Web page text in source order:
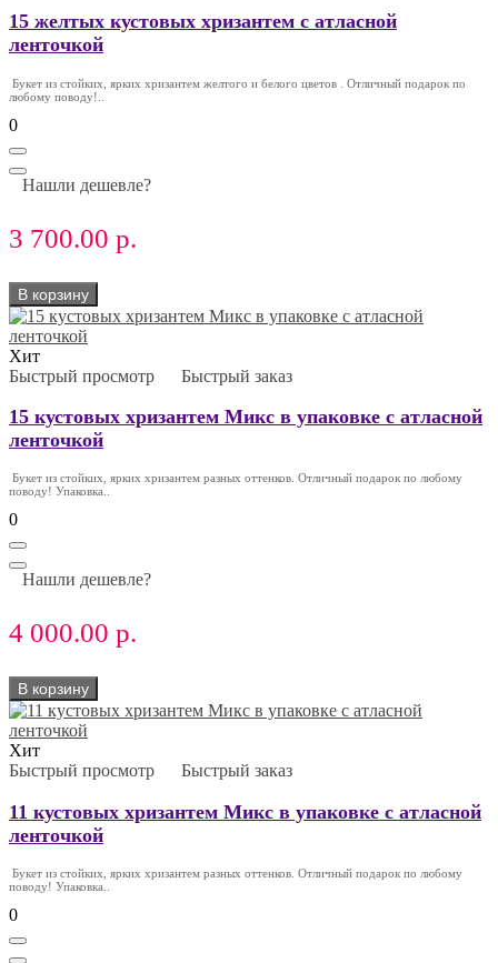
15 желтых кустовых хризантем с атласной
ленточкой
Букет из стойких, ярких хризантем желтого и белого цветов . Отличный подарок по
любому поводу!..
0
Нашли дешевле?
3 700.00 р.
В корзину
Хит
Быстрый просмотр
Быстрый заказ
15 кустовых хризантем Микс в упаковке с атласной
ленточкой
Букет из стойких, ярких хризантем разных оттенков. Отличный подарок по любому
поводу! Упаковка..
0
Нашли дешевле?
4 000.00 р.
В корзину
Хит
Быстрый просмотр
Быстрый заказ
11 кустовых хризантем Микс в упаковке с атласной
ленточкой
Букет из стойких, ярких хризантем разных оттенков. Отличный подарок по любому
поводу! Упаковка..
0